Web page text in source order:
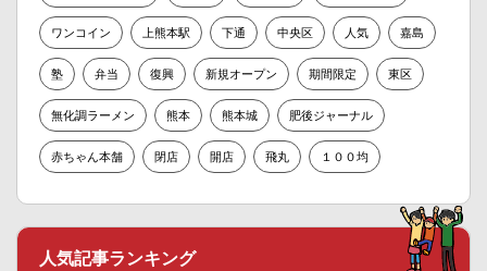
ワンコイン 上熊本駅 下通 中央区 人気 嘉島
塾 弁当 復興 新規オープン 期間限定 東区
無化調ラーメン 熊本 熊本城 肥後ジャーナル
赤ちゃん本舗 閉店 開店 飛丸 １００均
人気記事ランキング